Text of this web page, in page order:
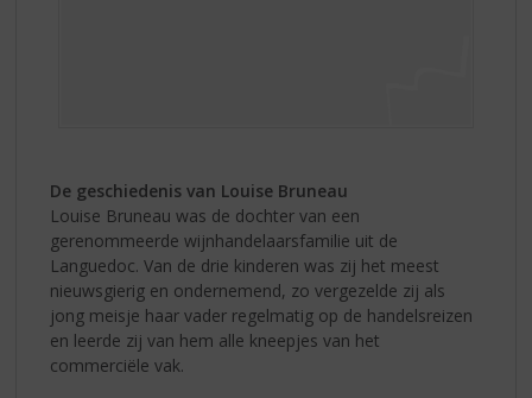
De geschiedenis van Louise Bruneau
Louise Bruneau was de dochter van een
gerenommeerde wijnhandelaarsfamilie uit de
Languedoc. Van de drie kinderen was zij het meest
nieuwsgierig en ondernemend, zo vergezelde zij als
jong meisje haar vader regelmatig op de handelsreizen
en leerde zij van hem alle kneepjes van het
commerciële vak.